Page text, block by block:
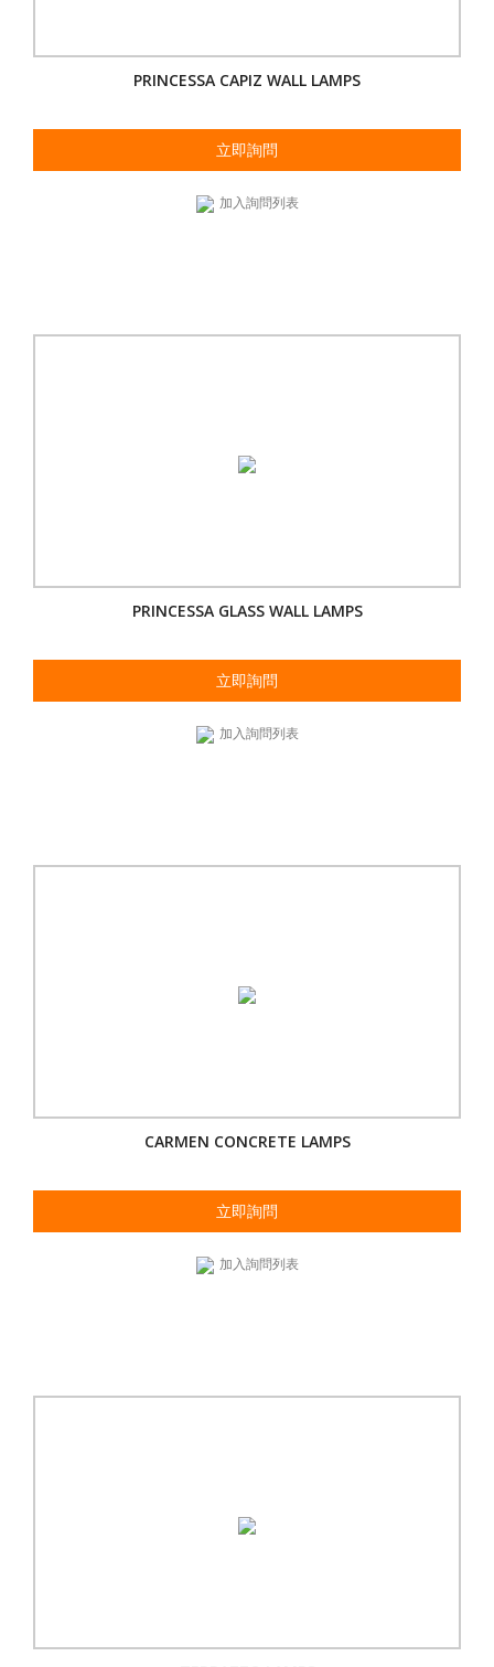
PRINCESSA CAPIZ WALL LAMPS
立即詢問
加入詢問列表
PRINCESSA GLASS WALL LAMPS
立即詢問
加入詢問列表
CARMEN CONCRETE LAMPS
立即詢問
加入詢問列表